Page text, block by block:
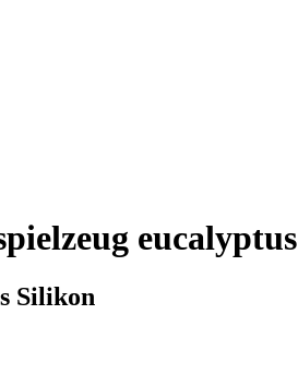
eucalyptus
Silikon